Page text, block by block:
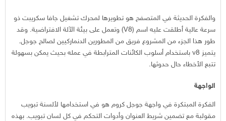
والفكرة الحديثة في المتصفح هو تطويرها لمحرك تشغيل جافا سكريبت ذو
سرعة عالية أطلقت عليه اسم (V8) وتعمل على بيئة الآلة الافتراضية. وقد
طور هذا الجزء من المشروع فريق من المطورين الدنماركيين لصالح جوجل.
يتميز v8 باستخدام أسلوب الكائنات المترابطة في عمله بحيث يمكن بسهولة
تتبع الأخطاء حال حدوثها.
الواجهة
الفكرة المبتكرة في واجهة جوجل كروم هو في استخدامها لألسنة تبويب
مقولبة مع تضمين شريط العنوان وأدوات التحكم في كل لسان تبويب. بهذه